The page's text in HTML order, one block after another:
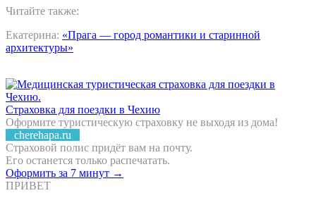
Читайте также:
Екатерина: «Прага — город романтики и старинной
архитектуры»
Страховка для поездки в Чехию
Оформите туристическую страховку не выходя из дома!
cherehapa.ru
Страховой полис придёт вам на почту.
Его останется только распечатать.
Оформить за 7 минут →
ПРИВЕТ